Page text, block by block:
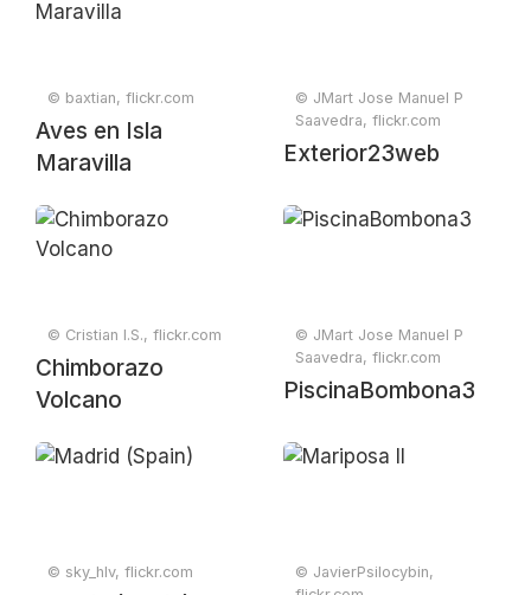
© baxtian, flickr.com
Aves en Isla
Maravilla
© JMart Jose Manuel P
Saavedra, flickr.com
Exterior23web
© Cristian I.S., flickr.com
Chimborazo
Volcano
© JMart Jose Manuel P
Saavedra, flickr.com
PiscinaBombona3
© sky_hlv, flickr.com
© JavierPsilocybin,